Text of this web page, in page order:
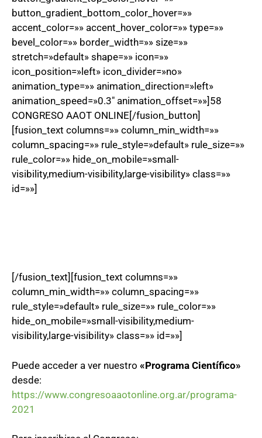
button_gradient_bottom_color_hover=»»
accent_color=»» accent_hover_color=»» type=»»
bevel_color=»» border_width=»» size=»»
stretch=»default» shape=»» icon=»»
icon_position=»left» icon_divider=»no»
animation_type=»» animation_direction=»left»
animation_speed=»0.3″ animation_offset=»»]58
CONGRESO AAOT ONLINE[/fusion_button]
[fusion_text columns=»» column_min_width=»»
column_spacing=»» rule_style=»default» rule_size=»»
rule_color=»» hide_on_mobile=»small-
visibility,medium-visibility,large-visibility» class=»»
id=»»]
[/fusion_text][fusion_text columns=»»
column_min_width=»» column_spacing=»»
rule_style=»default» rule_size=»» rule_color=»»
hide_on_mobile=»small-visibility,medium-
visibility,large-visibility» class=»» id=»»]
Puede acceder a ver nuestro «Programa Científico»
desde:
https://www.congresoaaotonline.org.ar/programa-
2021